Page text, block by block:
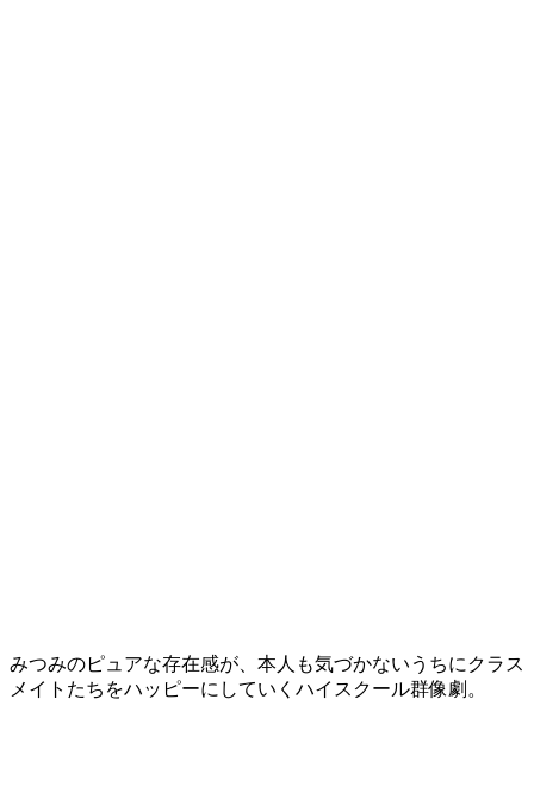
みつみのピュアな存在感が、本人も気づかないうちにクラス
メイトたちをハッピーにしていくハイスクール群像劇。